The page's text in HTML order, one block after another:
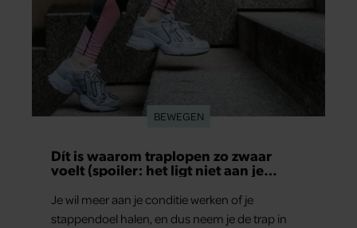
BEWEGEN
Dít is waarom traplopen zo zwaar
voelt (spoiler: het ligt niet aan je
Je wil meer aan je conditie werken of je
stappendoel halen, en dus neem je de trap in